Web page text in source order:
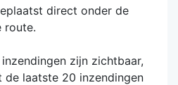
direct onder de
route.
zijn zichtbaar,
de laatste 20 inzendingen